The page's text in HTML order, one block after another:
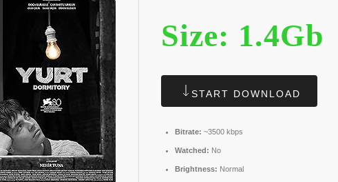
Size: 1.4Gb
START DOWNLOAD
Bitrate: ~3500 kbps
Watched: No
Brightness: Normal